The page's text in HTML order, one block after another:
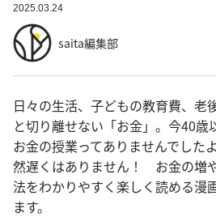
2025.03.24
saita編集部
日々の生活、子どもの教育費、
と切り離せない「お金」。今40歳
お金の授業ってありませんでした
然遅くはありません！ お金の増
法をわかりやすく楽しく読める漫
ます。